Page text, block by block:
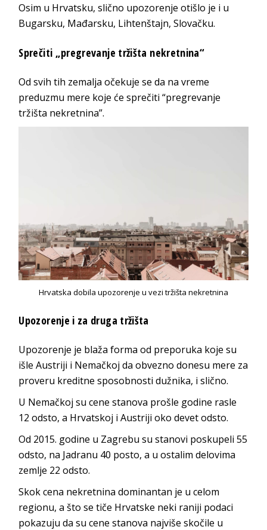
Osim u Hrvatsku, slično upozorenje otišlo je i u
Bugarsku, Mađarsku, Lihtenštajn, Slovačku.
Sprečiti „pregrevanje tržišta nekretnina“
Od svih tih zemalja očekuje se da na vreme
preduzmu mere koje će sprečiti “pregrevanje
tržišta nekretnina”.
Hrvatska dobila upozorenje u vezi tržišta nekretnina
Upozorenje i za druga tržišta
Upozorenje je blaža forma od preporuka koje su
išle Austriji i Nemačkoj da obvezno donesu mere za
proveru kreditne sposobnosti dužnika, i slično.
U Nemačkoj su cene stanova prošle godine rasle
12 odsto, a Hrvatskoj i Austriji oko devet odsto.
Od 2015. godine u Zagrebu su stanovi poskupeli 55
odsto, na Jadranu 40 posto, a u ostalim delovima
zemlje 22 odsto.
Skok cena nekretnina dominantan je u celom
regionu, a što se tiče Hrvatske neki raniji podaci
pokazuju da su cene stanova najviše skočile u